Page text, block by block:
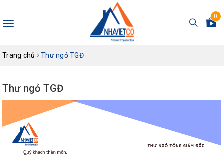
Toggle
0
Trang chủ Thư ngỏ TGĐ
Thư ngỏ TGĐ